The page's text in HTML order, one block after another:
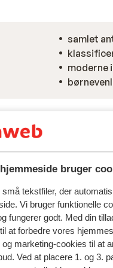
bruger
små tekstfiler, der
Vi bruger funktionelle
fungerer godt. Med din
at forbedre vores
og marketing-cookies til at
Ved at placere 1. og 3.
samlet
moderne